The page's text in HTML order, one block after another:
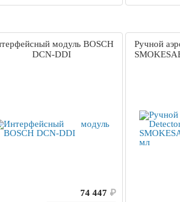
модуль BOSCH
DCN-DDI
74 447 ₽
Ручной